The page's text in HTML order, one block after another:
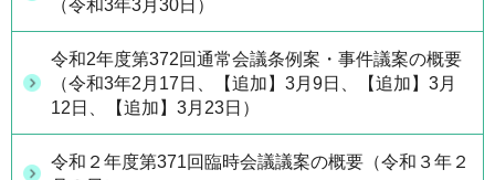
（令和3年3月30日）
令和2年度第372回通常会議条例案・事件議案の概要
（令和3年2月17日、【追加】3月9日、【追加】3月
12日、【追加】3月23日）
令和２年度第371回臨時会議議案の概要（令和３年２